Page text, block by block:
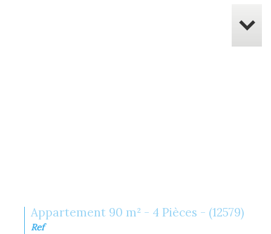
Appartement 90 m² - 4 Pièces - (12579)
Ref